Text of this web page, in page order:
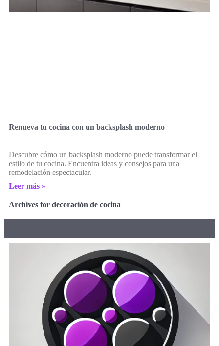
Renueva tu cocina con un backsplash moderno
Descubre cómo un backsplash moderno puede transformar el
estilo de tu cocina. Encuentra ideas y consejos para una
remodelación espectacular.
Leer más »
Archives for decoración de cocina